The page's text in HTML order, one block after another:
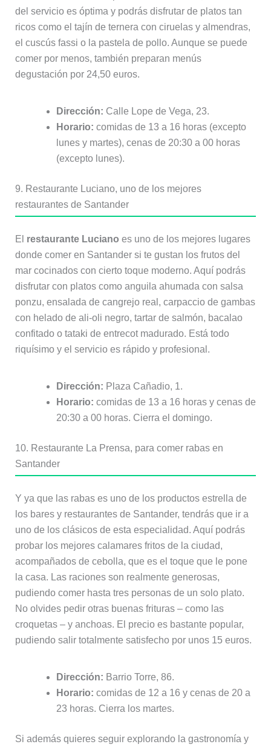
del servicio es óptima y podrás disfrutar de platos tan
ricos como el tajín de ternera con ciruelas y almendras,
el cuscús fassi o la pastela de pollo. Aunque se puede
comer por menos, también preparan menús
degustación por 24,50 euros.
Dirección: Calle Lope de Vega, 23.
Horario: comidas de 13 a 16 horas (excepto
lunes y martes), cenas de 20:30 a 00 horas
(excepto lunes).
9. Restaurante Luciano, uno de los mejores
restaurantes de Santander
El restaurante Luciano es uno de los mejores lugares
donde comer en Santander si te gustan los frutos del
mar cocinados con cierto toque moderno. Aquí podrás
disfrutar con platos como anguila ahumada con salsa
ponzu, ensalada de cangrejo real, carpaccio de gambas
con helado de ali-oli negro, tartar de salmón, bacalao
confitado o tataki de entrecot madurado. Está todo
riquísimo y el servicio es rápido y profesional.
Dirección: Plaza Cañadio, 1.
Horario: comidas de 13 a 16 horas y cenas de
20:30 a 00 horas. Cierra el domingo.
10. Restaurante La Prensa, para comer rabas en
Santander
Y ya que las rabas es uno de los productos estrella de
los bares y restaurantes de Santander, tendrás que ir a
uno de los clásicos de esta especialidad. Aquí podrás
probar los mejores calamares fritos de la ciudad,
acompañados de cebolla, que es el toque que le pone
la casa. Las raciones son realmente generosas,
pudiendo comer hasta tres personas de un solo plato.
No olvides pedir otras buenas frituras – como las
croquetas – y anchoas. El precio es bastante popular,
pudiendo salir totalmente satisfecho por unos 15 euros.
Dirección: Barrio Torre, 86.
Horario: comidas de 12 a 16 y cenas de 20 a
23 horas. Cierra los martes.
Si además quieres seguir explorando la gastronomía y